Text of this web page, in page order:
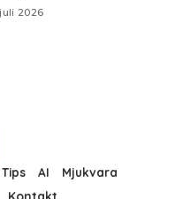
2026
Tips AI
Mjukvara
Kontakt